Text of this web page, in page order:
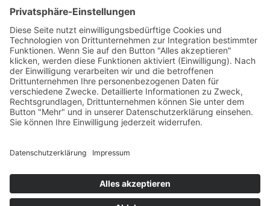
Rechtliche
Informationen
Impressum
Cookie
Einstellungen
Login